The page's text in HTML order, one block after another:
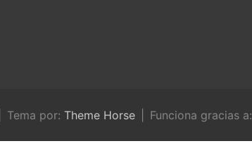
Tema por: Theme Horse Funciona gracias a: